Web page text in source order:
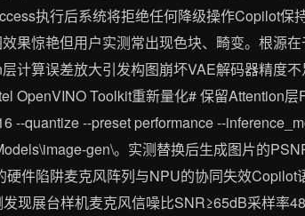
执行后系统将拒绝任何降级操作Copilot保
果惊艳但用户实测常出现色块、畸变。根源
计算误差放大引发构图崩坏VAE解码器精度
OpenVINO Toolkit重新量化# 保留Attention
--quantize --preset performance --
gen\。实测替换后生成图片的
硬件陷阱麦克风阵列与NPU的协同失效
现展台样机麦克风信噪比SNR≥65dB采样率